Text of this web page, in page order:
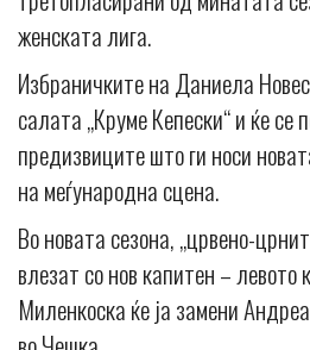
женската лига.
Избраничките на Даниела
салата „Круме Кепески“ и ќе се
предизвиците што ги носи
на меѓународна сцена.
Во новата сезона, „црвено-
влезат со нов капитен – левото
Миленкоска ќе ја замени